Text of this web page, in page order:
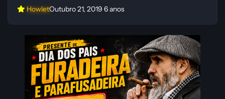
HowletOutubro 21, 20196 anos